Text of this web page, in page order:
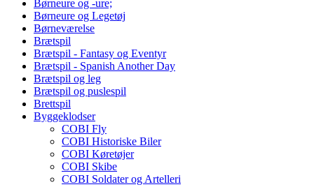
Børneure og -ure;
Børneure og Legetøj
Børneværelse
Brætspil
Brætspil - Fantasy og Eventyr
Brætspil - Spanish Another Day
Brætspil og leg
Brætspil og puslespil
Brettspil
Byggeklodser
COBI Fly
COBI Historiske Biler
COBI Køretøjer
COBI Skibe
COBI Soldater og Artelleri